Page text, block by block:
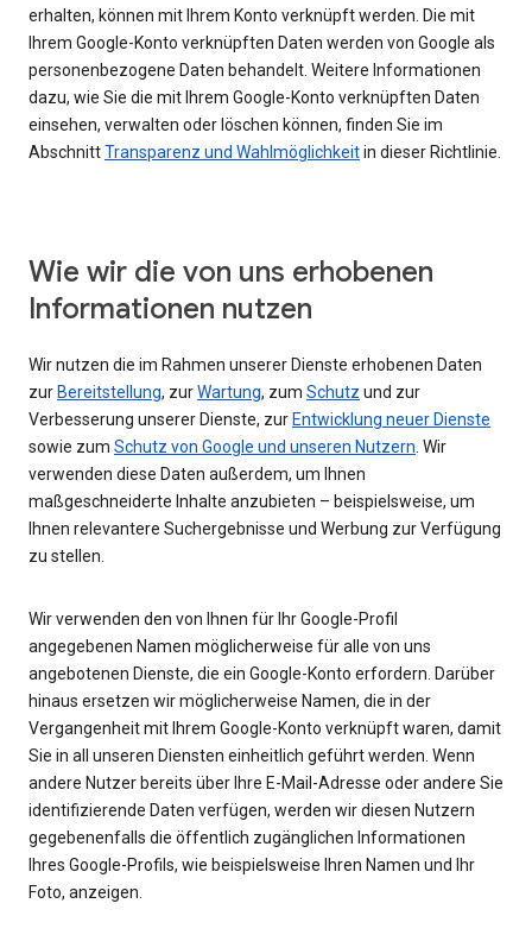
erhalten, können mit Ihrem Konto verknüpft werden. Die mit
Ihrem Google-Konto verknüpften Daten werden von Google als
personenbezogene Daten behandelt. Weitere Informationen
dazu, wie Sie die mit Ihrem Google-Konto verknüpften Daten
einsehen, verwalten oder löschen können, finden Sie im
AbschnittTransparenz und Wahlmöglichkeitin dieser Richtlinie.
Wie wir die von uns erhobenen
Informationen nutzen
Wir nutzen die im Rahmen unserer Dienste erhobenen Daten
zur Bereitstellung, zurWartung, zum Schutz und zur
Verbesserung unserer Dienste, zur Entwicklung neuer Dienste
sowie zum Schutz von Google und unseren Nutzern. Wir
verwenden diese Daten außerdem, um Ihnen
maßgeschneiderte Inhalte anzubieten – beispielsweise, um
Ihnen relevantere Suchergebnisse und Werbung zur Verfügung
zu stellen.
Wir verwenden den von Ihnen für Ihr Google-Profil
angegebenen Namen möglicherweise für alle von uns
angebotenen Dienste, die ein Google-Konto erfordern. Darüber
hinaus ersetzen wir möglicherweise Namen, die in der
Vergangenheit mit Ihrem Google-Konto verknüpft waren, damit
Sie in all unseren Diensten einheitlich geführt werden. Wenn
andere Nutzer bereits über Ihre E-Mail-Adresse oder andere Sie
identifizierende Daten verfügen, werden wir diesen Nutzern
gegebenenfalls die öffentlich zugänglichen Informationen
Ihres Google-Profils, wie beispielsweise Ihren Namen und Ihr
Foto, anzeigen.